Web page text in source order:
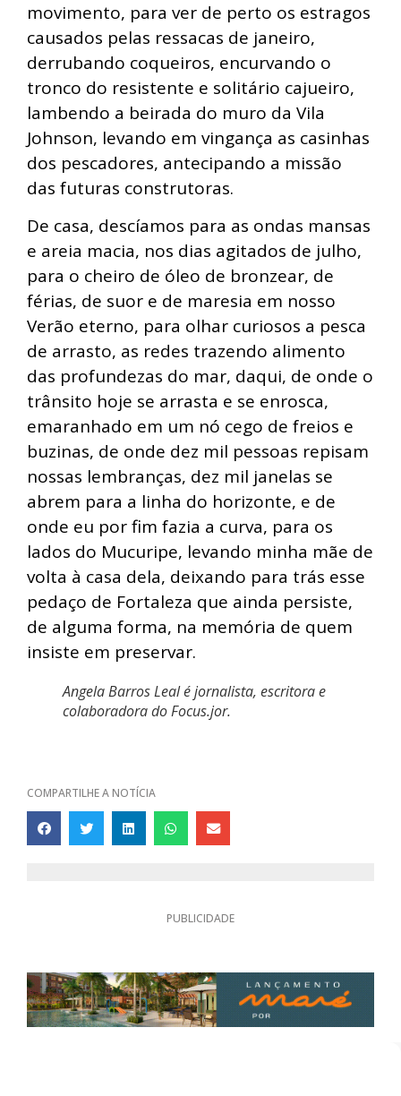
movimento, para ver de perto os estragos
causados pelas ressacas de janeiro,
derrubando coqueiros, encurvando o
tronco do resistente e solitário cajueiro,
lambendo a beirada do muro da Vila
Johnson, levando em vingança as casinhas
dos pescadores, antecipando a missão
das futuras construtoras.
De casa, descíamos para as ondas mansas
e areia macia, nos dias agitados de julho,
para o cheiro de óleo de bronzear, de
férias, de suor e de maresia em nosso
Verão eterno, para olhar curiosos a pesca
de arrasto, as redes trazendo alimento
das profundezas do mar, daqui, de onde o
trânsito hoje se arrasta e se enrosca,
emaranhado em um nó cego de freios e
buzinas, de onde dez mil pessoas repisam
nossas lembranças, dez mil janelas se
abrem para a linha do horizonte, e de
onde eu por fim fazia a curva, para os
lados do Mucuripe, levando minha mãe de
volta à casa dela, deixando para trás esse
pedaço de Fortaleza que ainda persiste,
de alguma forma, na memória de quem
insiste em preservar.
Angela Barros Leal é jornalista, escritora e
colaboradora do Focus.jor.
COMPARTILHE A NOTÍCIA
PUBLICIDADE